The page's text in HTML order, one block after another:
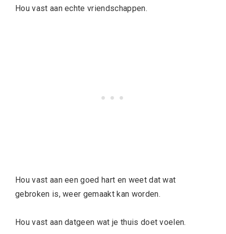
Hou vast aan echte vriendschappen.
Hou vast aan een goed hart en weet dat wat
gebroken is, weer gemaakt kan worden.
Hou vast aan datgeen wat je thuis doet voelen.